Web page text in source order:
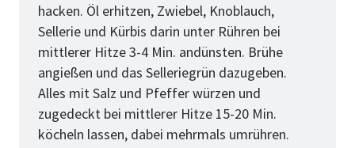
hacken. Öl erhitzen, Zwiebel, Knoblauch,
Sellerie und Kürbis darin unter Rühren bei
mittlerer Hitze 3-4 Min. andünsten. Brühe
angießen und das Selleriegrün dazugeben.
Alles mit Salz und Pfeffer würzen und
zugedeckt bei mittlerer Hitze 15-20 Min.
köcheln lassen, dabei mehrmals umrühren.